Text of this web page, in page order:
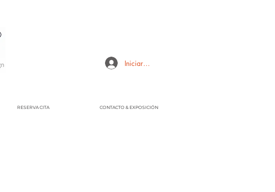
Iniciar sesión
RESERVA CITA CONTACTO & EXPOSICIÓN